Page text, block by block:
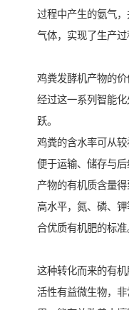
过程中产生的氨气
气体，实现了生产过
鸡粪发酵机产物的价
经过这一系列智能
跃。
鸡粪的含水率可从较
便于运输、储存与后
产物的有机质含量
高水平，氮、磷、
合优质有机肥的标准
这种转化而来的有
活性有益微生物，